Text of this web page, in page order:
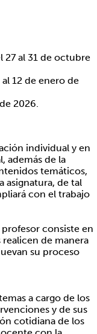
27 al 31 de octubre
12 de enero de
2026.
individual y en
además de la
temáticos,
asignatura, de tal
con el trabajo
consiste en
realicen de manera
su proceso
a cargo de los
y de sus
cotidiana de los